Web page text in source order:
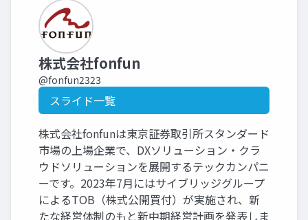
株式会社fonfun
@fonfun2323
スライド一覧
株式会社fonfunは東京証券取引所スタンダード
市場の上場企業で、DXソリューション・クラ
ウドソリューションを展開するテックカンパニ
ーです。2023年7月にはサイブリッジグループ
によるTOB（株式公開買付）が実施され、新
たな経営体制のもと新中期経営計画を発表しま